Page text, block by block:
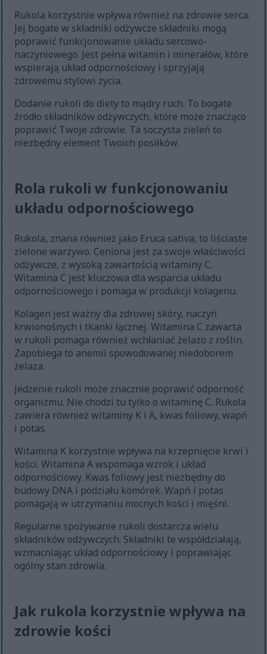
Rukola korzystnie wpływa również na zdrowie serca.
Jej bogate w składniki odżywcze składniki mogą
poprawić funkcjonowanie układu sercowo-
naczyniowego. Jest pełna witamin i minerałów, które
wspierają układ odpornościowy i sprzyjają
zdrowemu stylowi życia.
Dodanie rukoli do diety to mądry ruch. To bogate
źródło składników odżywczych, które może znacząco
poprawić Twoje zdrowie. Ta soczysta zieleń to
niezbędny element Twoich posiłków.
Rola rukoli w funkcjonowaniu
układu odpornościowego
Rukola, znana również jako Eruca sativa, to liściaste
zielone warzywo. Ceniona jest za swoje właściwości
odżywcze, z wysoką zawartością witaminy C.
Witamina C jest kluczowa dla wsparcia układu
odpornościowego i pomaga w produkcji kolagenu.
Kolagen jest ważny dla zdrowej skóry, naczyń
krwionośnych i tkanki łącznej. Witamina C zawarta
w rukoli pomaga również wchłaniać żelazo z roślin.
Zapobiega to anemii spowodowanej niedoborem
żelaza.
Jedzenie rukoli może znacznie poprawić odporność
organizmu. Nie chodzi tu tylko o witaminę C. Rukola
zawiera również witaminy K i A, kwas foliowy, wapń
i potas.
Witamina K korzystnie wpływa na krzepnięcie krwi i
kości. Witamina A wspomaga wzrok i układ
odpornościowy. Kwas foliowy jest niezbędny do
budowy DNA i podziału komórek. Wapń i potas
pomagają w utrzymaniu mocnych kości i mięśni.
Regularne spożywanie rukoli dostarcza wielu
składników odżywczych. Składniki te współdziałają,
wzmacniając układ odpornościowy i poprawiając
ogólny stan zdrowia.
Jak rukola korzystnie wpływa na
zdrowie kości